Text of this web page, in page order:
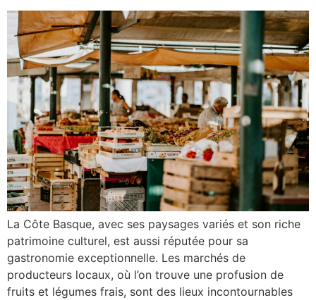
La Côte Basque, avec ses paysages variés et son riche
patrimoine culturel, est aussi réputée pour sa
gastronomie exceptionnelle. Les marchés de
producteurs locaux, où l’on trouve une profusion de
fruits et légumes frais, sont des lieux incontournables